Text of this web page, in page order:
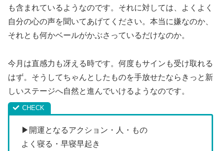
も含まれているようなのです。それに対しては、よくよく
自分の心の声を聞いてあげてください。本当に嫌なのか、
それとも何かベールがかぶさっているだけなのか。
今月は直感力も冴える時です。何度もサインも受け取れる
はず。そうしてちゃんとしたものを手放せたならきっと新
しいステージへ自然と進んでいけるようなのです。
▶開運となるアクション・人・もの
よく寝る・早寝早起き